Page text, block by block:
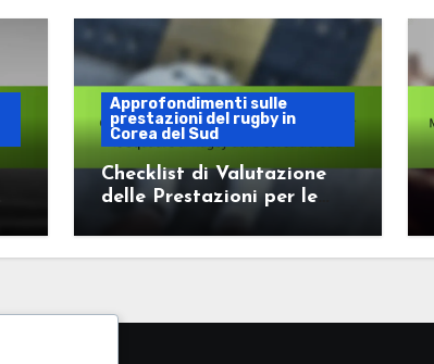
Approfondimenti sulle
prestazioni del rugby in
Corea del Sud
Checklist di Valutazione
delle Prestazioni per le
Corea del Sud